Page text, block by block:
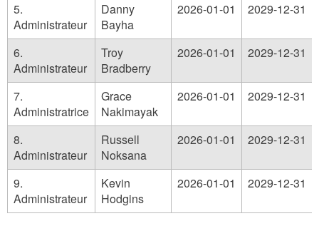
5.
Administrateur
Danny
Bayha
2026-01-01 2029-12-31
6.
Administrateur
Troy
Bradberry
2026-01-01 2029-12-31
7.
Administratrice
Grace
Nakimayak
2026-01-01 2029-12-31
8.
Administrateur
Russell
Noksana
2026-01-01 2029-12-31
9.
Administrateur
Kevin
Hodgins
2026-01-01 2029-12-31